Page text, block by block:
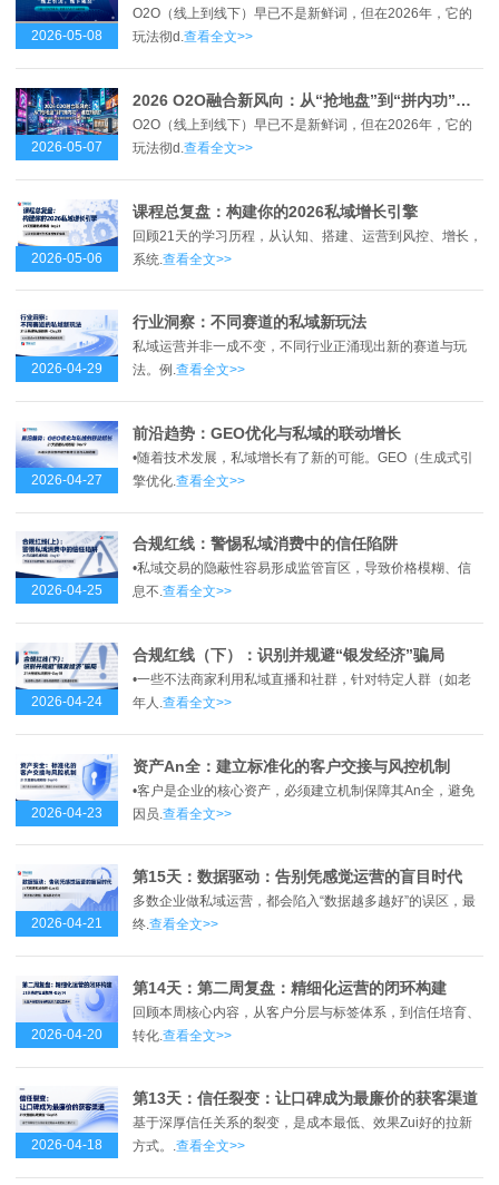
2026-05-08
O2O（线上到线下）早已不是新鲜词，但在2026年，它的
玩法彻d.查看全文>>
2026-05-07
2026 O2O融合新风向：从“抢地盘”到“拼内功”，谁在领跑？
O2O（线上到线下）早已不是新鲜词，但在2026年，它的
玩法彻d.查看全文>>
2026-05-06
课程总复盘：构建你的2026私域增长引擎
回顾21天的学习历程，从认知、搭建、运营到风控、增长，
系统. 查看全文>>
2026-04-29
行业洞察：不同赛道的私域新玩法
私域运营并非一成不变，不同行业正涌现出新的赛道与玩
法。例.查看全文>>
2026-04-27
前沿趋势：GEO优化与私域的联动增长
•随着技术发展，私域增长有了新的可能。GEO（生成式引
擎优化.查看全文>>
2026-04-25
合规红线：警惕私域消费中的信任陷阱
•私域交易的隐蔽性容易形成监管盲区，导致价格模糊、信
息不.查看全文>>
2026-04-24
合规红线（下）：识别并规避“银发经济”骗局
•一些不法商家利用私域直播和社群，针对特定人群（如老
年人.查看全文>>
2026-04-23
资产An全：建立标准化的客户交接与风控机制
•客户是企业的核心资产，必须建立机制保障其An全，避免
因员. 查看全文>>
2026-04-21
第15天：数据驱动：告别凭感觉运营的盲目时代
多数企业做私域运营，都会陷入“数据越多越好”的误区，最
终.查看全文>>
2026-04-20
第14天：第二周复盘：精细化运营的闭环构建
回顾本周核心内容，从客户分层与标签体系，到信任培育、
转化.查看全文>>
2026-04-18
第13天：信任裂变：让口碑成为最廉价的获客渠道
基于深厚信任关系的裂变，是成本最低、效果Zui好的拉新
方式。.查看全文>>